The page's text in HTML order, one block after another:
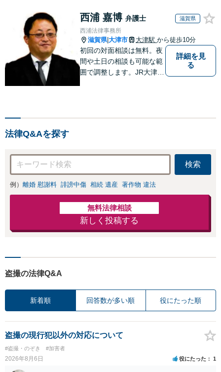
西浦 嘉博 弁護士 滋賀県
西浦法律事務所
滋賀県|大津市 大津駅 から徒歩10分
初回の対面相談は無料。夜
間や土日の相談も可能な範
囲で調整します。JR大津駅
詳細を見
る
法律Q&Aを探す
検索
例） 離婚 慰謝料 誹謗中傷 相続 遺産 著作物 違法
無料法律相談
新しく投稿する
盗撮の法律Q&A
新着順 回答数が多い順 役にたった順
盗撮の現行犯以外の対応について
#盗撮・のぞき #加害者
2026年8月6日 役にたった 1